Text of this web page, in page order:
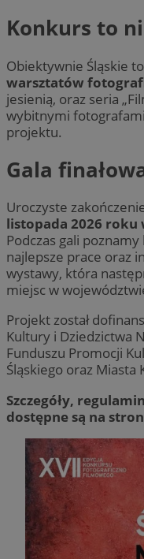
Konkurs to
Obiektywnie Śląskie
warsztatów
jesienią, oraz seria
wybitnymi
projektu.
Gala
Uroczyste
listopada 2026 roku
Podczas gali
najlepsze prace oraz
wystawy, która
miejsc w
Projekt został
Kultury i Dziedzictwa
Funduszu Promocji
Śląskiego oraz Miasta
Szczegóły,
dostępne są na